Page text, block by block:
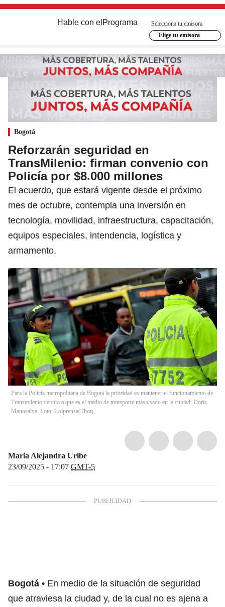
Hable con el Programa
Selecciona tu emisora
Elige tu emisora
Bogotá
Reforzarán seguridad en
TransMilenio: firman convenio con
Policía por $8.000 millones
El acuerdo, que estará vigente desde el próximo
mes de octubre, contempla una inversión en
tecnología, movilidad, infraestructura, capacitación,
equipos especiales, intendencia, logística y
armamento.
Para la Policía metropolitana de Bogotá la prioridad es mantener el funcionamiento de
Transmilenio debido a que es el medio de transporte más usado en la ciudad: Doris
Manosalva. Foto: Colprensa(Thot)
Maria Alejandra Uribe
23/09/2025 - 17:07 GMT-5
Bogotá
En medio de la situación de seguridad
que atraviesa la ciudad y, de la cual no es ajena a